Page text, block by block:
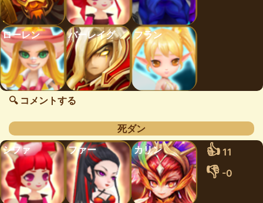
ローレン バーレイグ フラン
🔍 コメントする
死ダン
シファ
ファー カリン 👍 11
👎 -0